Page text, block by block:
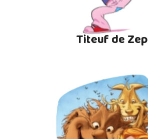
Titeuf de Zep